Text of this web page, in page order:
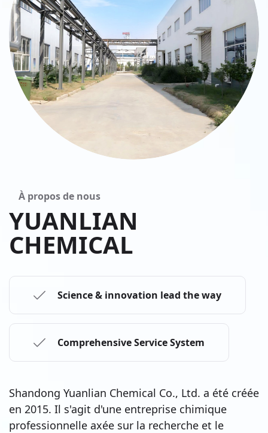
À propos de nous
YUANLIAN
CHEMICAL
Science & innovation lead the way
Comprehensive Service System
Shandong Yuanlian Chemical Co., Ltd. a été créée
en 2015. Il s'agit d'une entreprise chimique
professionnelle axée sur la recherche et le